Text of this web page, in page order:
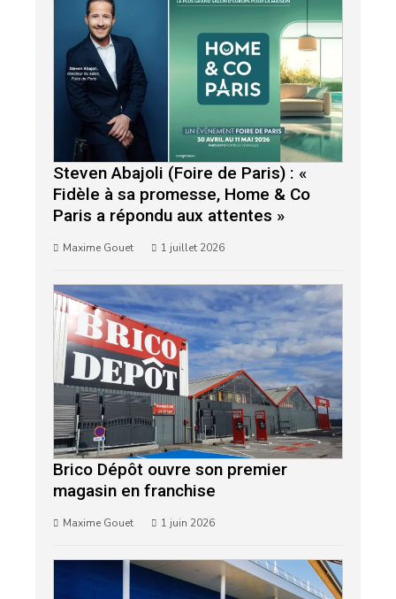
Steven Abajoli (Foire de Paris) : «
Fidèle à sa promesse, Home & Co
Paris a répondu aux attentes »
Maxime Gouet 1 juillet 2026
Brico Dépôt ouvre son premier
magasin en franchise
Maxime Gouet 1 juin 2026